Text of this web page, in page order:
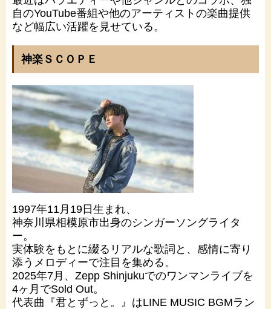
自のYouTube番組や他のアーティストの楽曲提供
など幅広い活躍を見せている。
神楽ＳＣＯＰＥ
1997年11月19日生まれ、
神奈川県相模原市出身のシンガーソングライタ
ー。
実体験をもとに綴るリアルな歌詞と、感情に寄り
添うメロディーで注目を集める。
2025年7月、Zepp Shinjukuでのワンマンライブを
4ヶ月でSold Out。
代表曲『君とずっと。』はLINE MUSIC BGMラン